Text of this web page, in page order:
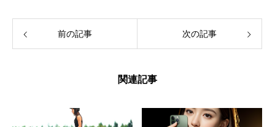
前の記事 次の記事
関連記事